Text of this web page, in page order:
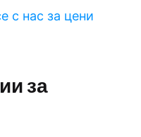
с нас за цени
за